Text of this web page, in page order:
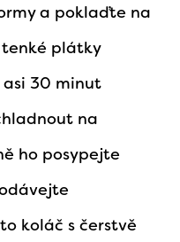
a poklaďte na
tenké plátky
30 minut
na
ho posypejte
koláč s čerstvě